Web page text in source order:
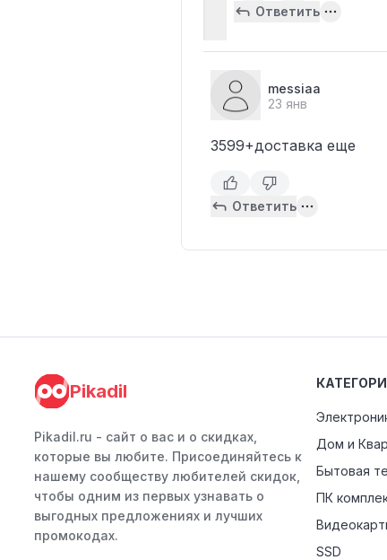
Ответить
messiaa
23 янв
3599+доставка еще
Ответить
Pikadil
Pikadil.ru - cайт о вас и о скидках,
которые вы любите. Присоединяйтесь к
нашему сообществу любителей скидок,
чтобы одним из первых узнавать о
выгодных предложениях и лучших
промокодах.
Дом и
Бытовая
ПК
SSD